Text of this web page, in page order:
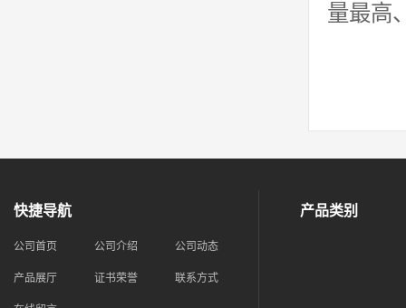
量最高
快捷导航
公司首页 公司介绍 公司动态
产品展厅 证书荣誉 联系方式
产品类别